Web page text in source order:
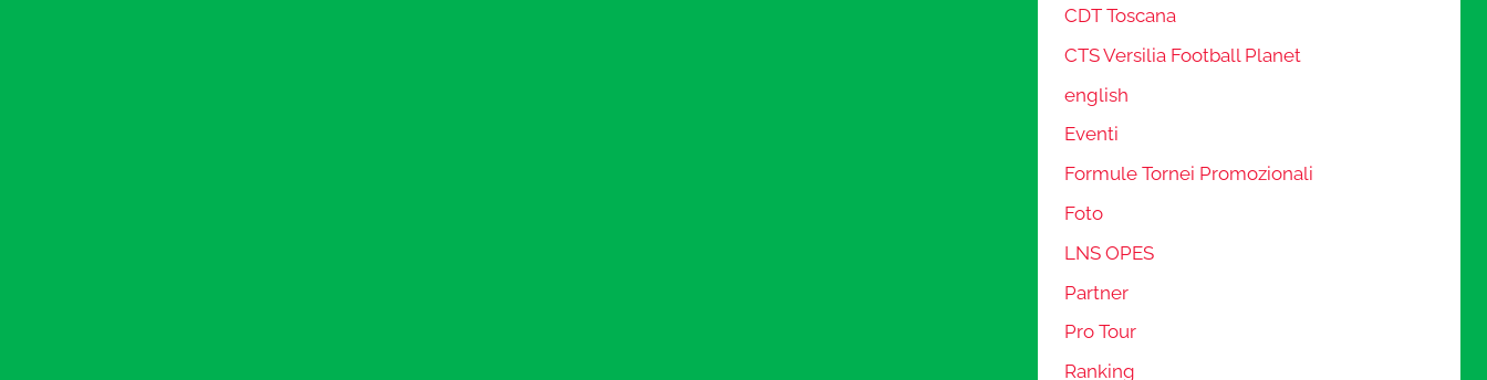
CDT Toscana
CTS Versilia Football Planet
english
Eventi
Formule Tornei Promozionali
Foto
LNS OPES
Partner
Pro Tour
Ranking